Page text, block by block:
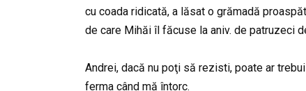
cu coada ridicată, a lăsat o grămadă
de care Mihăi îl făcuse la aniv. de patruzeci
Andrei, dacă nu poţi să rezisti, poate ar
ferma când mă întorc.